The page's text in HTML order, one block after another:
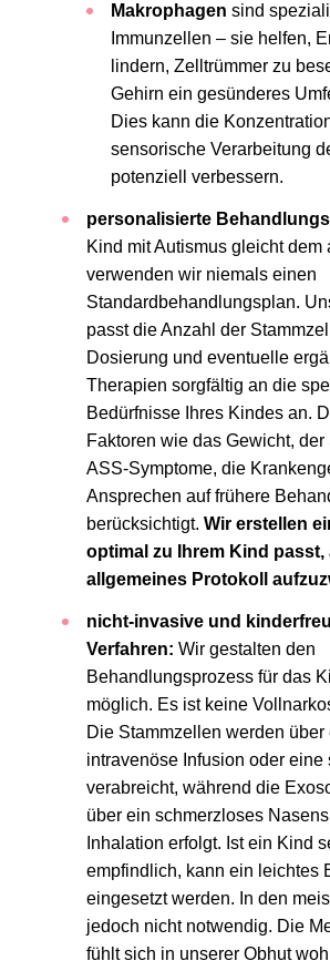
Makrophagen sind
Immunzellen – sie helfen,
lindern, Zelltrümmer zu
Gehirn ein gesünderes
Dies kann die
sensorische Verarbeitung
potenziell verbessern.
personalisierte
Kind mit Autismus gleicht dem
verwenden wir niemals einen
Standardbehandlungsplan.
passt die Anzahl der
Dosierung und eventuelle
Therapien sorgfältig an die
Bedürfnisse Ihres Kindes an.
Faktoren wie das Gewicht,
ASS-Symptome, die
Ansprechen auf frühere
berücksichtigt. Wir erstellen
optimal zu Ihrem Kind passt,
allgemeines Protokoll
nicht-invasive und
Verfahren: Wir gestalten den
Behandlungsprozess für das
möglich. Es ist keine
Die Stammzellen werden
intravenöse Infusion oder eine
verabreicht, während die
über ein schmerzloses
Inhalation erfolgt. Ist ein Kind
empfindlich, kann ein leichtes
eingesetzt werden. In den
jedoch nicht notwendig. Die
fühlt sich in unserer Obhut